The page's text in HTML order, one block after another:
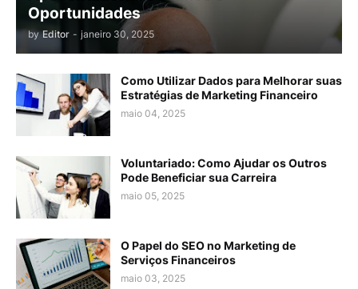
Oportunidades
by Editor - janeiro 30, 2025
Como Utilizar Dados para Melhorar suas
Estratégias de Marketing Financeiro
maio 04, 2025
Voluntariado: Como Ajudar os Outros
Pode Beneficiar sua Carreira
maio 05, 2025
O Papel do SEO no Marketing de
Serviços Financeiros
maio 03, 2025